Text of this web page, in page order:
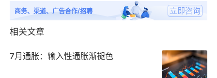
商务、渠道、广告合作/招聘 立即咨询
相关文章
7月通胀：输入性通胀渐褪色